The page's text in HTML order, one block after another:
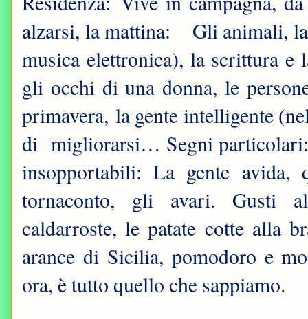
alzarsi, la mattina: Gli animali,
musica elettronica), la scrittura e
gli occhi di una donna, le
primavera, la gente intelligente
di migliorarsi… Segni particolari:
insopportabili: La gente
tornaconto, gli avari. Gusti
caldarroste, le patate cotte alla
arance di Sicilia, pomodoro e
ora, è tutto quello che sappiamo.